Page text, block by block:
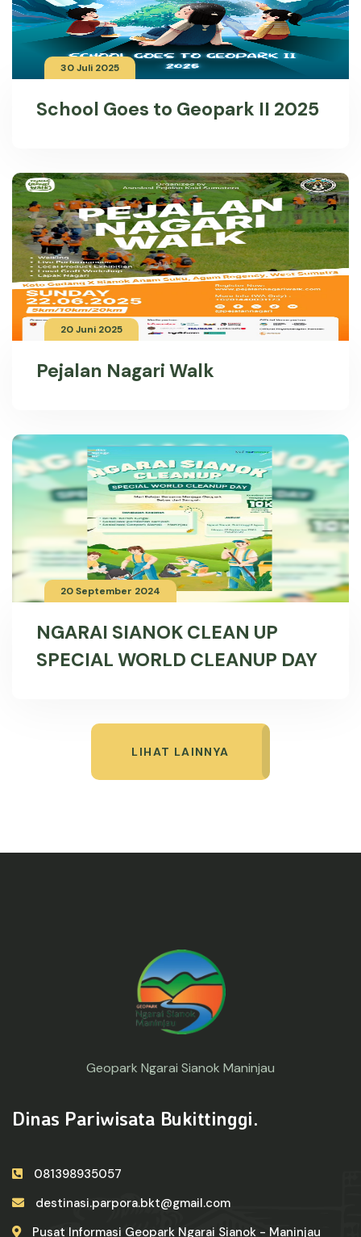
30 Juli 2025
School Goes to Geopark II 2025
20 Juni 2025
Pejalan Nagari Walk
20 September 2024
NGARAI SIANOK CLEAN UP
SPECIAL WORLD CLEANUP DAY
LIHAT LAINNYA
Geopark Ngarai Sianok Maninjau
Dinas Pariwisata Bukittinggi.
081398935057
destinasi.parpora.bkt@gmail.com
Pusat Informasi Geopark Ngarai Sianok - Maninjau